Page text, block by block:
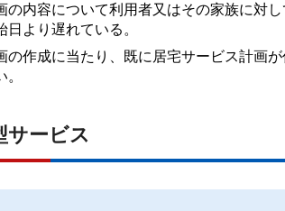
の内容について利用者又はその家族に対
より遅れている。
の作成に当たり、既に居宅サービス計画
サービス